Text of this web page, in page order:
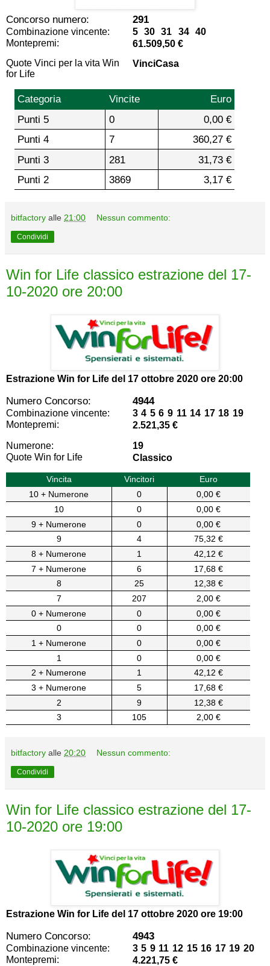
Concorso numero: 291
Combinazione vincente:
5 30 31 34 40
Montepremi:
61.509,50 €
Quote Vinci per la vita Win
for Life
VinciCasa
Categoria Vincite
Euro
Punti 5
0
0,00 €
Punti 4
7
360,27 €
Punti 3
281
31,73 €
Punti 2
3869 3,17 €
bitfactory alle 21:00 Nessun commento:
Condividi
Win for Life classico estrazione del 17-
10-2020 ore 20:00
Estrazione Win for Life del 17 ottobre 2020 ore 20:00
Numero Concorso: 4944
Combinazione vincente:
3 4 5 6 9 11 14 17 18 19
Montepremi:
2.521,35 €
Numerone:
19
Quote Win for Life
Classico
Vincita Vincitori
Euro
10 + Numerone
0
0,00 €
10
0
0,00 €
9 + Numerone
0
0,00 €
9
4
75,32 €
8 + Numerone
1
42,12 €
7 + Numerone
6
17,68 €
8
25
12,38 €
7
207
2,00 €
0 + Numerone
0
0,00 €
0
0
0,00 €
1 + Numerone
0
0,00 €
1
0
0,00 €
2 + Numerone
1
42,12 €
3 + Numerone
5
17,68 €
2
9
12,38 €
3
105 2,00 €
bitfactory alle 20:20 Nessun commento:
Condividi
Win for Life classico estrazione del 17-
10-2020 ore 19:00
Estrazione Win for Life del 17 ottobre 2020 ore 19:00
Numero Concorso: 4943
Combinazione vincente:
3 5 9 11 12 15 16 17 19 20
Montepremi:
4.221,75 €